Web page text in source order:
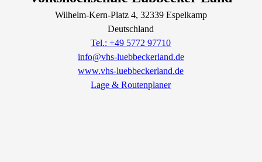
Wilhelm-Kern-Platz4, 32339 Espelkamp
Deutschland
Tel.: +49 5772 97710
info@vhs-luebbeckerland.de
www.vhs-luebbeckerland.de
Lage & Routenplaner